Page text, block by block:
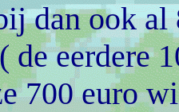
dan ook
de eerdere
700 euro